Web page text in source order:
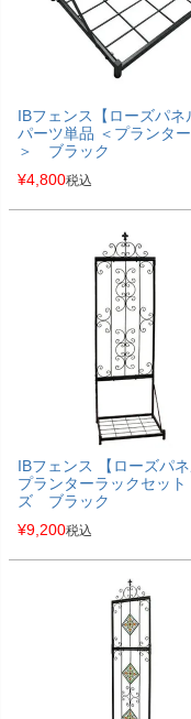
IBフェンス【ローズパネ
パーツ単品 ＜プランタ
＞ ブラック
¥4,800税込
IBフェンス 【ローズパネ
プランターラックセット
ズ ブラック
¥9,200税込